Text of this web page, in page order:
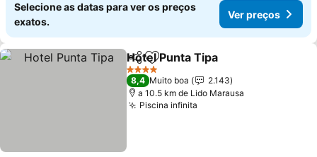
Selecione as datas para ver os preços
exatos.
Ver preços
PartilharAdicionar aos favoritos
Hotel Punta Tipa
4 Estrelas
8,4 Muito boa
2.143
a 10.5 km de Lido Marausa
Piscina infinita